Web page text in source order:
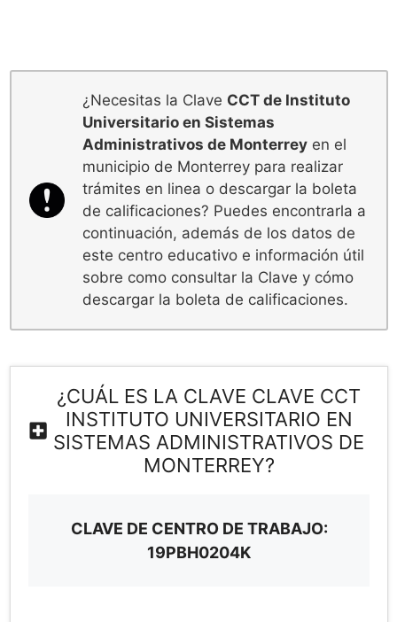
¿Necesitas la Clave CCT de Instituto
Universitario en Sistemas
Administrativos de Monterrey en el
municipio de Monterrey para realizar
trámites en linea o descargar la boleta
de calificaciones? Puedes encontrarla a
continuación, además de los datos de
este centro educativo e información útil
sobre como consultar la Clave y cómo
descargar la boleta de calificaciones.
¿CUÁL ES LA CLAVE CLAVE CCT
INSTITUTO UNIVERSITARIO EN
SISTEMAS ADMINISTRATIVOS DE
MONTERREY?
CLAVE DE CENTRO DE TRABAJO:
19PBH0204K